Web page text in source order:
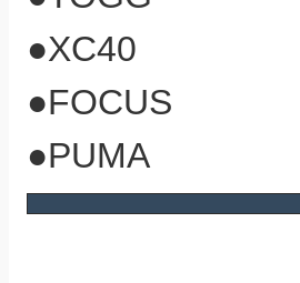
●XC40
●FOCUS
●PUMA